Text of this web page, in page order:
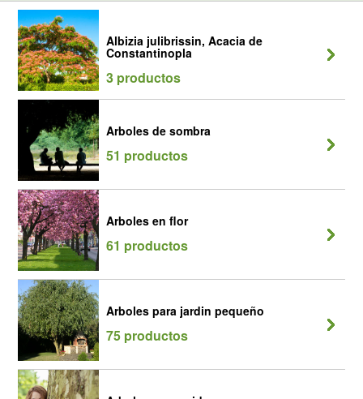
Albizia julibrissin, Acacia de
Constantinopla
3 productos
Arboles de sombra
51 productos
Arboles en flor
61 productos
Arboles para jardin pequeño
75 productos